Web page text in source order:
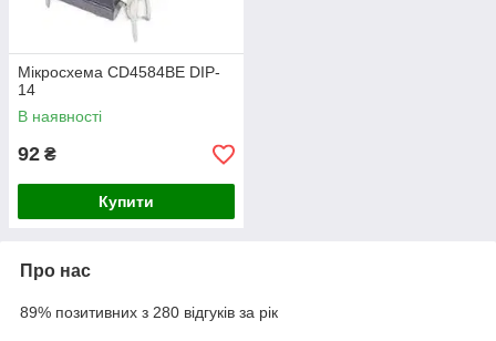
Мікросхема CD4584BE DIP-
14
В наявності
92 ₴
Купити
Про нас
89% позитивних з 280 відгуків за рік